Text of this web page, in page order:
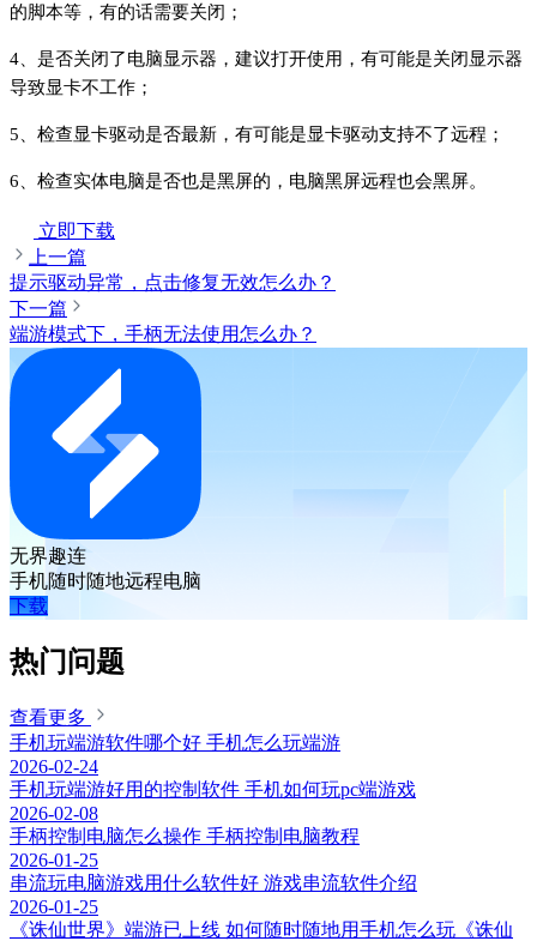
的脚本等，有的话需要关闭；
4、是否关闭了电脑显示器，建议打开使用，有可能是关闭显示器
导致显卡不工作；
5、检查显卡驱动是否最新，有可能是显卡驱动支持不了远程；
6、检查实体电脑是否也是黑屏的，电脑黑屏远程也会黑屏。
立即下载
上一篇
提示驱动异常，点击修复无效怎么办？
下一篇
端游模式下，手柄无法使用怎么办？
无界趣连
手机随时随地远程电脑
下载
热门问题
查看更多
手机玩端游软件哪个好 手机怎么玩端游
2026-02-24
手机玩端游好用的控制软件 手机如何玩pc端游戏
2026-02-08
手柄控制电脑怎么操作 手柄控制电脑教程
2026-01-25
串流玩电脑游戏用什么软件好 游戏串流软件介绍
2026-01-25
《诛仙世界》端游已上线 如何随时随地用手机怎么玩《诛仙